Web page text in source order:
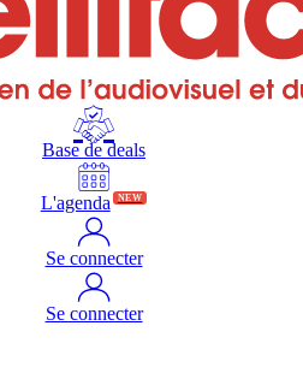
Base de deals
L'agenda NEW
Se connecter
Se connecter